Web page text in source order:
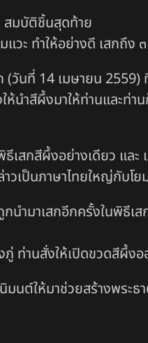
สมบัติชิ้นสุดท้าย
ะ ทำให้อย่างดี เสกถึง
นที่ 14 เมษายน 2559)
ห้นำสีผึ้งมาให้ท่านและ
กสีผึ้งอย่างเดียว และ
วเป็นภาษาไทยใหญ่กับโย
นำมาเสกอีกครั้งในพิธี
ท่านสั่งให้เปิดขวดสีผึ้ง
นต์ให้มาช่วยสร้างพระ